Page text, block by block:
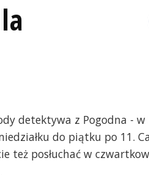
detektywa z Pogodna - w
do piątku po 11.
też posłuchać w